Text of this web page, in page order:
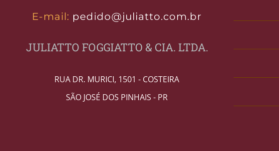
E-mail: pedido@juliatto.com.br
JULIATTO FOGGIATTO & CIA. LTDA.
RUA DR. MURICI, 1501 - COSTEIRA
SÃO JOSÉ DOS PINHAIS - PR